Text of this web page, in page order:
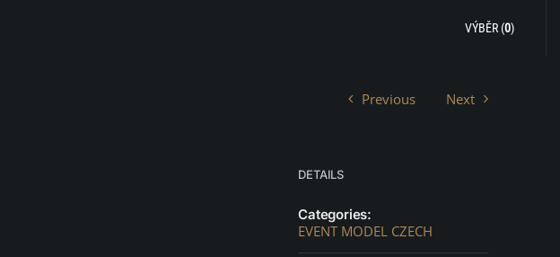
VÝBĚR (0)
Previous Next
DETAILS
Categories:
EVENT MODEL CZECH